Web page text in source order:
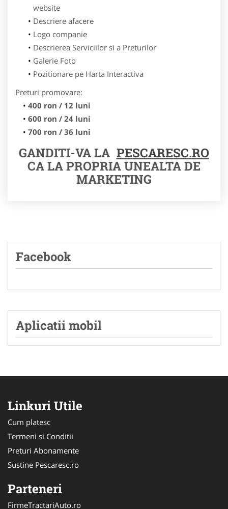
website
Descriere afacere
Logo companie
Descrierea Serviciilor si a Preturilor
Galerie Foto
Pozitionare pe Harta Interactiva
Preturi promovare:
400 ron / 12 luni
600 ron / 24 luni
700 ron / 36 luni
GANDITI-VA LA PESCARESC.RO
CA LA PROPRIA UNEALTA DE
MARKETING
Facebook
Aplicatii mobil
Linkuri Utile
Cum platesc
Termeni si Conditii
Preturi Abonamente
Sustine Pescaresc.ro
Parteneri
FirmeTractariAuto.ro